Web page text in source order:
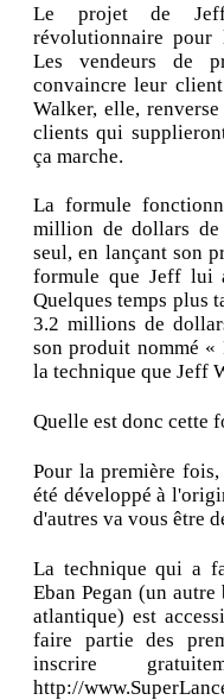
Le projet de
révolutionnaire pour
Les vendeurs de
convaincre leur
Walker, elle,
clients qui
ça marche.
La formule
million de dollars
seul, en lançant son
formule que Jeff lui
Quelques temps plus
3.2 millions de
son produit nommé
la technique que Jeff
Quelle est donc cette
Pour la première
été développé à
d'autres va vous être
La technique qui a
Eban Pegan (un
atlantique) est
faire partie des
inscrire
http://